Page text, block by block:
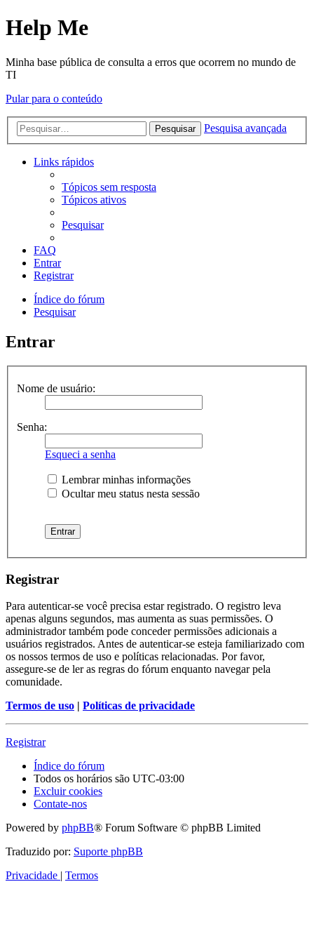
Help Me
Minha base pública de consulta a erros que ocorrem no mundo de
TI
Pular para o conteúdo
Pesquisar Pesquisa avançada
Links rápidos
Tópicos sem resposta
Tópicos ativos
Pesquisar
FAQ
Entrar
Registrar
Índice do fórum
Pesquisar
Entrar
Nome de usuário:
Senha:
Esqueci a senha
Lembrar minhas informações
Ocultar meu status nesta sessão
Registrar
Para autenticar-se você precisa estar registrado. O registro leva
apenas alguns segundos, mas aumenta as suas permissões. O
administrador também pode conceder permissões adicionais a
usuários registrados. Antes de autenticar-se esteja familiarizado com
os nossos termos de uso e políticas relacionadas. Por favor,
assegure-se de ler as regras do fórum enquanto navegar pela
comunidade.
Termos de uso | Políticas de privacidade
Registrar
Índice do fórum
Todos os horários são UTC-03:00
Excluir cookies
Contate-nos
Powered by phpBB® Forum Software © phpBB Limited
Traduzido por: Suporte phpBB
Privacidade | Termos